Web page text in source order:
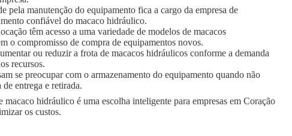
pela manutenção do equipamento fica a cargo da empresa de
confiável do macaco hidráulico.
têm acesso a uma variedade de modelos de macacos
o compromisso de compra de equipamentos novos.
ou reduzir a frota de macacos hidráulicos conforme a demanda
recursos.
se preocupar com o armazenamento do equipamento quando não
entrega e retirada.
hidráulico é uma escolha inteligente para empresas em Coração
os custos.